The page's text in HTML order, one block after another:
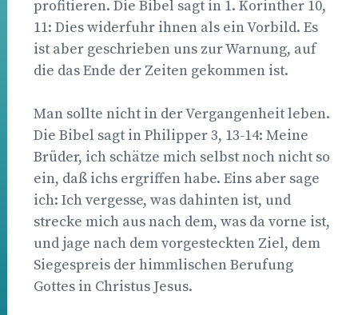
profitieren. Die Bibel sagt in 1. Korinther 10,
11: Dies widerfuhr ihnen als ein Vorbild. Es
ist aber geschrieben uns zur Warnung, auf
die das Ende der Zeiten gekommen ist.
Man sollte nicht in der Vergangenheit leben.
Die Bibel sagt in Philipper 3, 13-14: Meine
Brüder, ich schätze mich selbst noch nicht so
ein, daß ichs ergriffen habe. Eins aber sage
ich: Ich vergesse, was dahinten ist, und
strecke mich aus nach dem, was da vorne ist,
und jage nach dem vorgesteckten Ziel, dem
Siegespreis der himmlischen Berufung
Gottes in Christus Jesus.